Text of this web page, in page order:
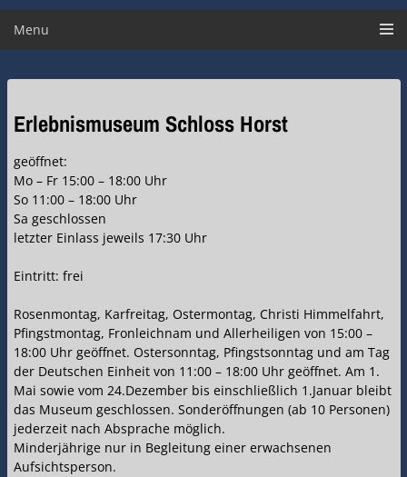
Menu
Erlebnismuseum Schloss Horst
geöffnet:
Mo – Fr 15:00 – 18:00 Uhr
So 11:00 – 18:00 Uhr
Sa geschlossen
letzter Einlass jeweils 17:30 Uhr
Eintritt: frei
Rosenmontag, Karfreitag, Ostermontag, Christi Himmelfahrt,
Pfingstmontag, Fronleichnam und Allerheiligen von 15:00 –
18:00 Uhr geöffnet. Ostersonntag, Pfingstsonntag und am Tag
der Deutschen Einheit von 11:00 – 18:00 Uhr geöffnet. Am 1.
Mai sowie vom 24.Dezember bis einschließlich 1.Januar bleibt
das Museum geschlossen. Sonderöffnungen (ab 10 Personen)
jederzeit nach Absprache möglich.
Minderjährige nur in Begleitung einer erwachsenen
Aufsichtsperson.